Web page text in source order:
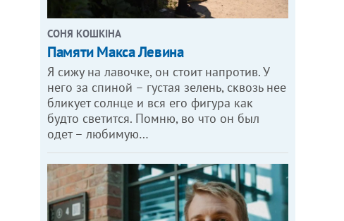
СОНЯ КОШКІНА
Памяти Макса Левина
Я сижу на лавочке, он стоит напротив. У
него за спиной – густая зелень, сквозь нее
бликует солнце и вся его фигура как
будто светится. Помню, во что он был
одет – любимую…